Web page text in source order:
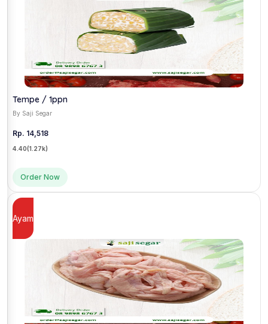
Tempe / 1ppn
By Saji Segar
Rp. 14,518
4.40(1.27k)
Order Now
Ayam